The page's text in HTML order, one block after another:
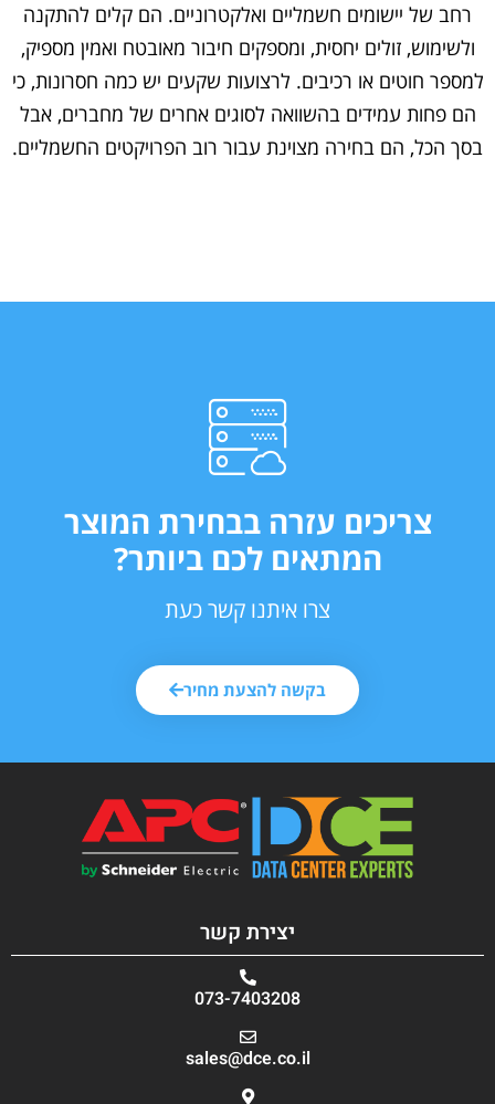
רחב של יישומים חשמליים ואלקטרוניים. הם קלים להתקנה
ולשימוש, זולים יחסית, ומספקים חיבור מאובטח ואמין מספיק,
למספר חוטים או רכיבים. לרצועות שקעים יש כמה חסרונות, כי
הם פחות עמידים בהשוואה לסוגים אחרים של מחברים, אבל
בסך הכל, הם בחירה מצוינת עבור רוב הפרויקטים החשמליים.
צריכים עזרה בבחירת המוצר
המתאים לכם ביותר?
צרו איתנו קשר כעת
בקשה להצעת מחיר
יצירת קשר
073-7403208
sales@dce.co.il